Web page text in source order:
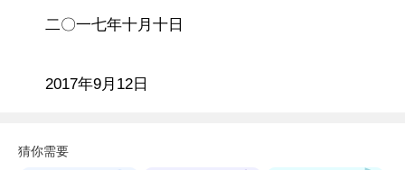
二〇一七年十月十日
2017年9月12日